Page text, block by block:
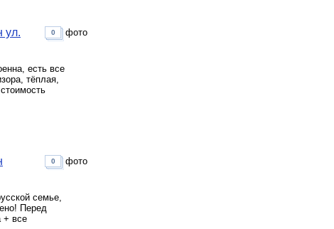
ул.
есть все
тёплая,
0 фото
семье,
Перед
+ все
0 фото